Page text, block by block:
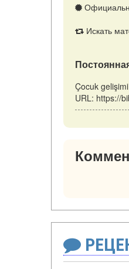
Искать
Çocuk
URL: https://